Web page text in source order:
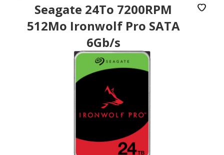
Seagate 24To 7200RPM
512Mo Ironwolf Pro SATA
6Gb/s